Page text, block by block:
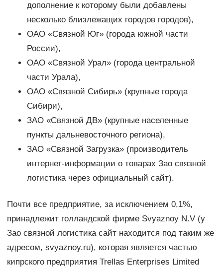
дополнение к которому были добавлены
несколько близлежащих городов городов),
ОАО «Связной Юг» (города южной части
России),
ОАО «Связной Урал» (города центральной
части Урала),
ОАО «Связной Сибирь» (крупные города
Сибири),
ЗАО «Связной ДВ» (крупные населенные
пункты дальневосточного региона),
ЗАО «Связной Загрузка» (производитель
интернет-информации о товарах Зао связной
логистика через официальный сайт).
Почти все предприятие, за исключением 0,1%,
принадлежит голландской фирме Svyaznoy N.V (у
Зао связной логистика сайт находится под таким же
адресом, svyaznoy.ru), которая является частью
кипрского предприятия Trellas Enterprises Limited